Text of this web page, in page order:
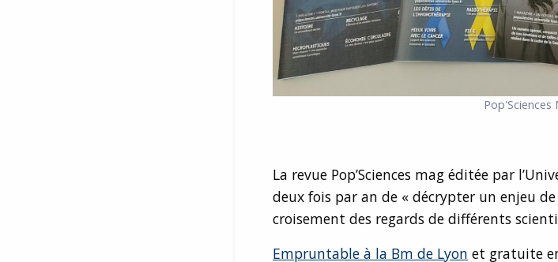
Pop'Sciences
La revue Pop’Sciences mag éditée par
deux fois par an de « décrypter un enjeu
croisement des regards de différents
Empruntable à la Bm de Lyon et gratuite